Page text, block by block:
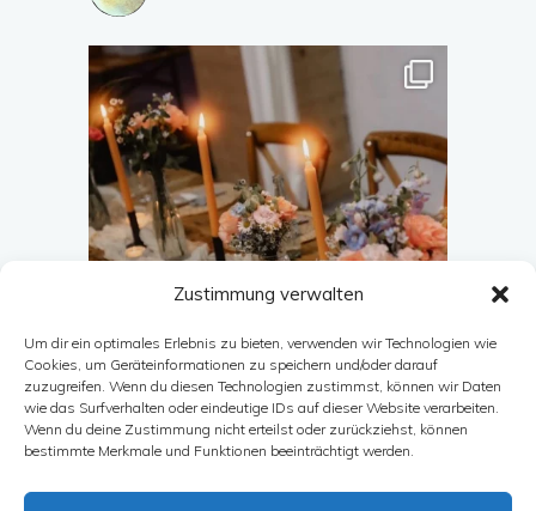
Zustimmung verwalten
Um dir ein optimales Erlebnis zu bieten, verwenden wir Technologien wie
Cookies, um Geräteinformationen zu speichern und/oder darauf
zuzugreifen. Wenn du diesen Technologien zustimmst, können wir Daten
wie das Surfverhalten oder eindeutige IDs auf dieser Website verarbeiten.
Wenn du deine Zustimmung nicht erteilst oder zurückziehst, können
bestimmte Merkmale und Funktionen beeinträchtigt werden.
Auf Instagram folgen